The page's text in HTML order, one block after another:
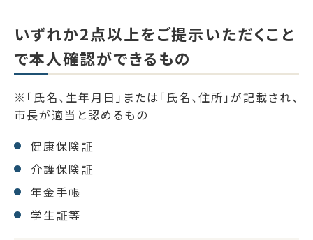
いずれか2点以上をご提示いただくこと
で本人確認ができるもの
※「氏名、生年月日」または「氏名、住所」が記載され、
市長が適当と認めるもの
健康保険証
介護保険証
年金手帳
学生証等